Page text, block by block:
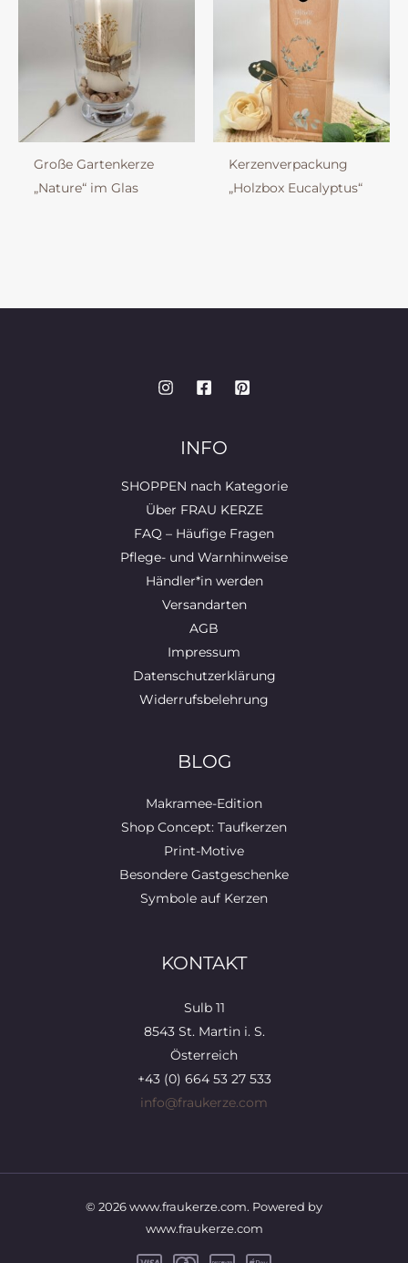
Große Gartenkerze
„Nature“ im Glas
Kerzenverpackung
„Holzbox Eucalyptus“
INFO
SHOPPEN nach Kategorie
Über FRAU KERZE
FAQ – Häufige Fragen
Pflege- und Warnhinweise
Händler*in werden
Versandarten
AGB
Impressum
Datenschutzerklärung
Widerrufsbelehrung
BLOG
Makramee-Edition
Shop Concept: Taufkerzen
Print-Motive
Besondere Gastgeschenke
Symbole auf Kerzen
KONTAKT
Sulb 11
8543 St. Martin i. S.
Österreich
+43 (0) 664 53 27 533
info@fraukerze.com
© 2026 www.fraukerze.com. Powered by
www.fraukerze.com